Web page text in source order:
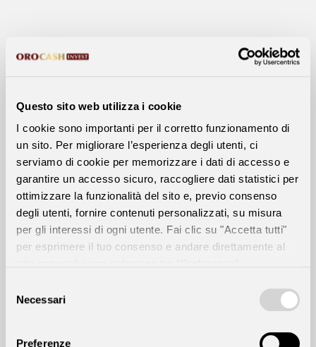
Questo sito web utilizza i cookie
I cookie sono importanti per il corretto funzionamento di
un sito. Per migliorare l’esperienza degli utenti, ci
serviamo di cookie per memorizzare i dati di accesso e
garantire un accesso sicuro, raccogliere dati statistici per
ottimizzare la funzionalità del sito e, previo consenso
degli utenti, fornire contenuti personalizzati, su misura
per gli interessi di ogni utente. Fai clic su "Accetta tutti"
per esprimere il tuo consenso e andare direttamente al
dettagliate dei tipi di cookie e scegliere quali accettare e
poi fai clic su “Accetta selezionati”. Fai clic su “Rifiuta”
delNecessari
Preferenze